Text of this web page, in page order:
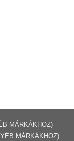
MÁRKÁKHOZ)
MÁRKÁKHOZ)